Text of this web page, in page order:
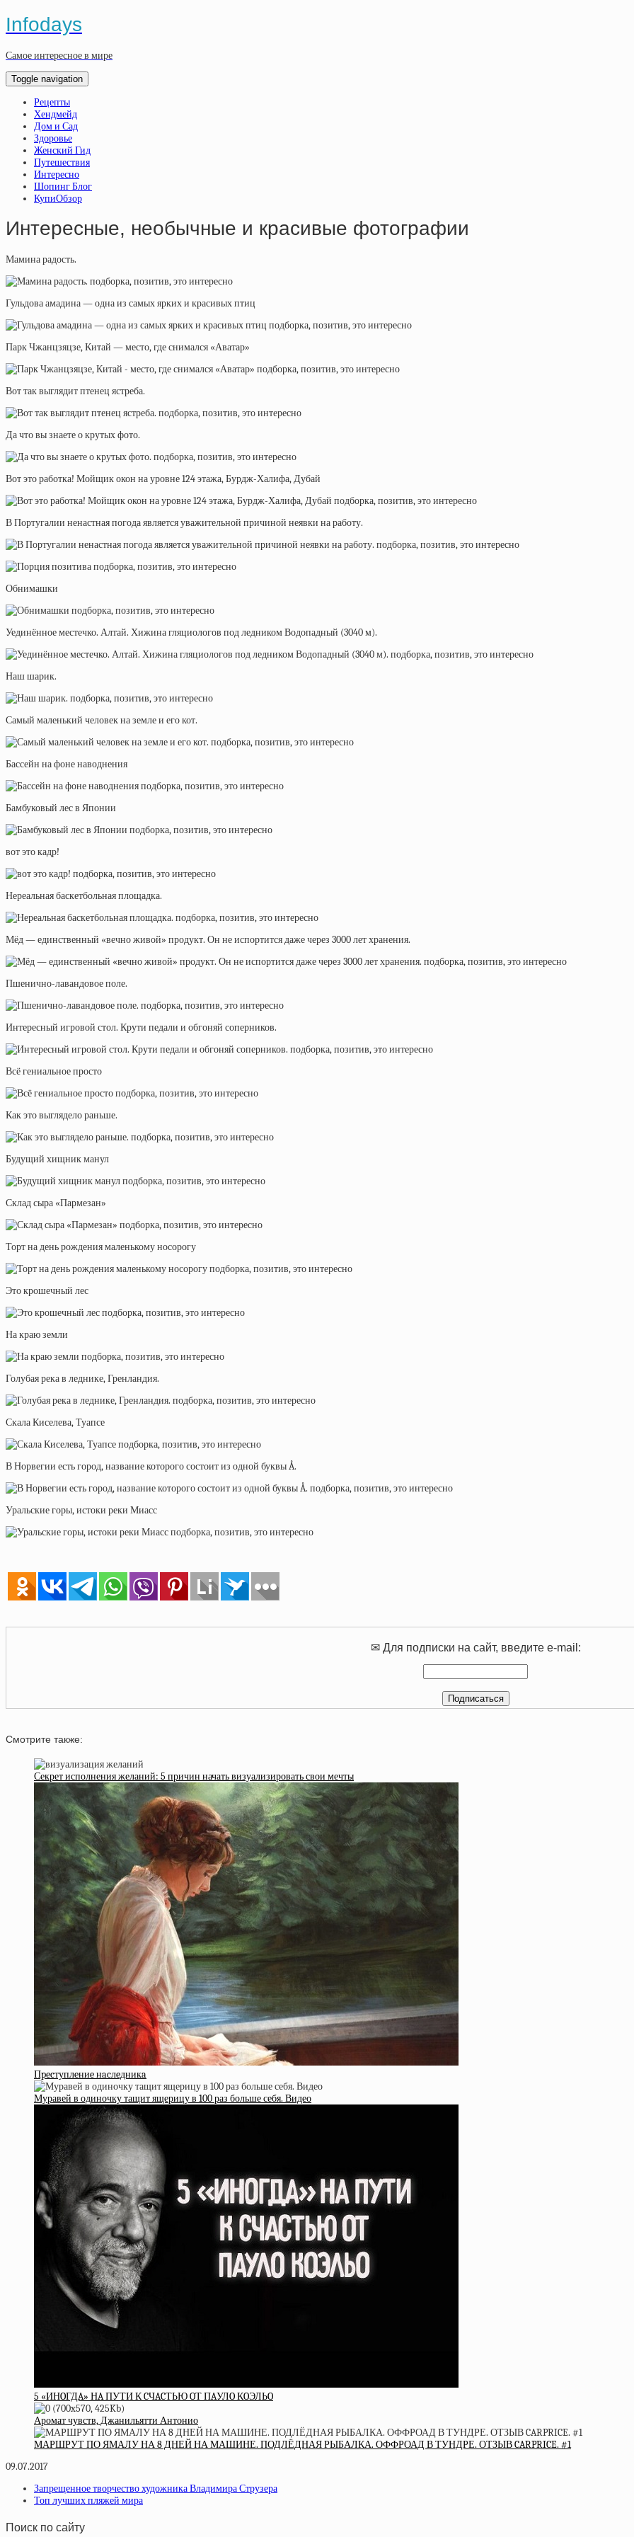
Infodays
Самое интересное в мире
Toggle navigation
Рецепты
Хендмейд
Дом и Сад
Здоровье
Женский Гид
Путешествия
Интересно
Шопинг Блог
КупиОбзор
Интересные, необычные и красивые фотографии
Мамина радость.
Гульдова амадина — одна из самых ярких и красивых птиц
Парк Чжанцзяцзе, Китай — место, где снимался «Аватар»
Вот так выглядит птенец ястреба.
Да что вы знаете о крутых фото.
Вот это работка! Мойщик окон на уровне 124 этажа, Бурдж-Халифа, Дубай
В Португалии ненастная погода является уважительной причиной неявки на работу.
Обнимашки
Уединённое местечко. Алтай. Хижина гляциологов под ледником Водопадный (3040 м).
Наш шарик.
Самый маленький человек на земле и его кот.
Бассейн на фоне наводнения
Бамбуковый лес в Японии
вот это кадр!
Нереальная баскетбольная площадка.
Мёд — единственный «вечно живой» продукт. Он не испортится даже через 3000 лет хранения.
Пшенично-лавандовое поле.
Интересный игровой стол. Крути педали и обгоняй соперников.
Всё гениальное просто
Как это выглядело раньше.
Будущий хищник манул
Склад сыра «Пармезан»
Торт на день рождения маленькому носорогу
Это крошечный лес
На краю земли
Голубая река в леднике, Гренландия.
Скала Киселева, Туапсе
В Норвегии есть город, название которого состоит из одной буквы Å.
Уральские горы, истоки реки Миасс
✉ Для подписки на сайт, введите e-mail:
Смотрите также:
Секрет исполнения желаний: 5 причин начать визуализировать свои мечты
Пpecтуплeниe нacлeдникa
Муравей в одиночку тащит ящерицу в 100 раз больше себя. Видео
5 «ИНOГДA» НA ПУТИ К CЧACТЬЮ OТ ПAУЛO КOЭЛЬO
Аромат чувств, Джанильятти Антонио
МАРШРУТ ПО ЯМАЛУ НА 8 ДНЕЙ НА МАШИНЕ. ПОДЛЁДНАЯ РЫБАЛКА. ОФФРОАД В ТУНДРЕ. ОТЗЫВ CARPRICE. #1
09.07.2017
Запрещенное творчество художника Владимира Струзера
Топ лучших пляжей мира
Поиск по сайту